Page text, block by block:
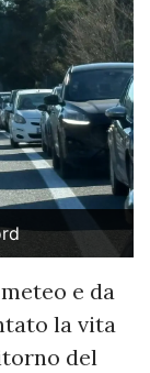
e da
la vita
del